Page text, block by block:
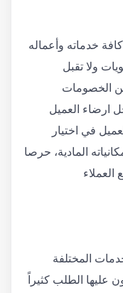
خدماته وأعماله
ولا تقبل
الخصومات
ارضاء العميل
في اختيار
المادية، حرصا
العملاء
المختلفة
عليها الطلب كثيراً